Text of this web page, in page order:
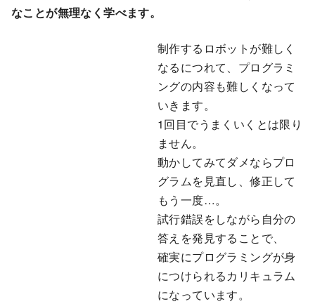
なことが無理なく学べます。
制作するロボットが難しく
なるにつれて、プログラミ
ングの内容も難しくなって
いきます。
1回目でうまくいくとは限り
ません。
動かしてみてダメならプロ
グラムを見直し、修正して
もう一度…。
試行錯誤をしながら自分の
答えを発見することで、
確実にプログラミングが身
につけられるカリキュラム
になっています。